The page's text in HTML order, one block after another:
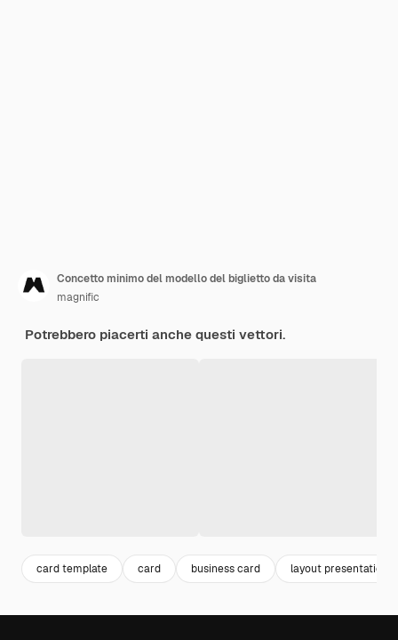
Concetto minimo del modello del biglietto da visita
magnific
Potrebbero piacerti anche questi vettori.
card template card business card layout presentation